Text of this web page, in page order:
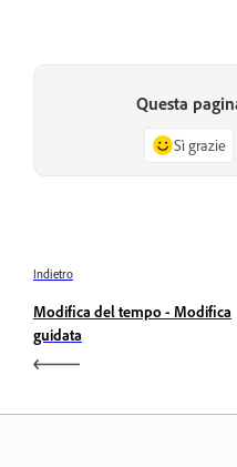
Questa
Sì grazie
Indietro
Modifica del tempo - Modifica
guidata